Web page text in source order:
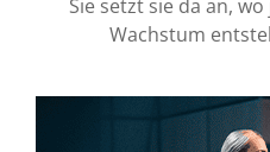
Sie setzt sie da an,
Wachstum